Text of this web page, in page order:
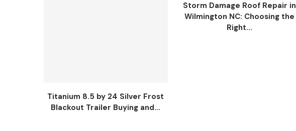
Titanium 8.5 by 24 Silver Frost
Blackout Trailer Buying and...
Storm Damage Roof Repair in
Wilmington NC: Choosing the
Right...